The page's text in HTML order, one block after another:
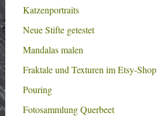
Katzenportraits
Neue Stifte getestet
Mandalas malen
Fraktale und Texturen im Etsy-Shop
Pouring
Fotosammlung Querbeet